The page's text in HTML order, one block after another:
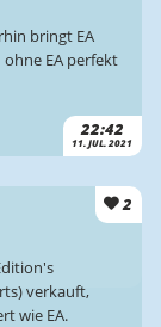
22:42
11. JUL. 2021
bringt EA
ohne EA perfekt
2
verkauft,
wie EA.